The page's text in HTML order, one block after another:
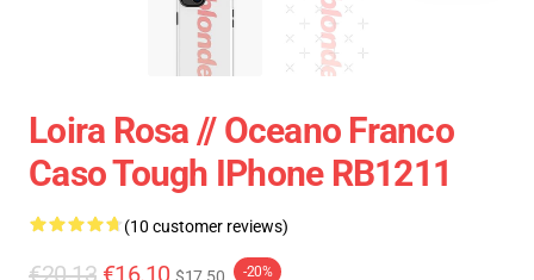
Loira Rosa // Oceano Franco
Caso Tough IPhone RB1211
(10 customer reviews)
€20.13 €16.10 -20%